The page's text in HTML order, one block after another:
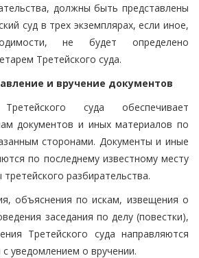
должны быть представлены
суд в трех экземплярах, если иное,
не будет определено
Третейского суда.
и вручение документов
суда обеспечивает
документов и иных материалов по
сторонами. Документы и иные
по последнему известному месту
разбирательства.
объяснения по искам, извещения о
заседания по делу (повестки),
Третейского суда направляются
уведомлением о вручении.